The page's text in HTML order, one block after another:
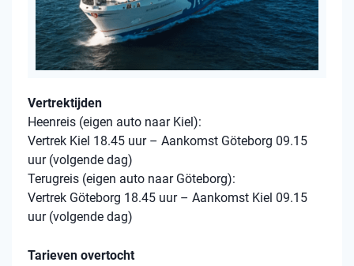
Vertrektijden
Heenreis (eigen auto naar Kiel):
Vertrek Kiel 18.45 uur – Aankomst Göteborg 09.15
uur (volgende dag)
Terugreis (eigen auto naar Göteborg):
Vertrek Göteborg 18.45 uur – Aankomst Kiel 09.15
uur (volgende dag)
Tarieven overtocht